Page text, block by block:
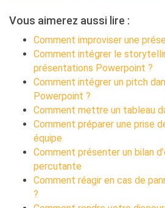
Vous aimerez aussi lire :
Comment improviser une
Comment intégrer le
présentations Powerpoint ?
Comment intégrer un pitch
Powerpoint ?
Comment mettre un tableau
Comment préparer une prise
équipe
Comment présenter un bilan
percutante
Comment réagir en cas de
?